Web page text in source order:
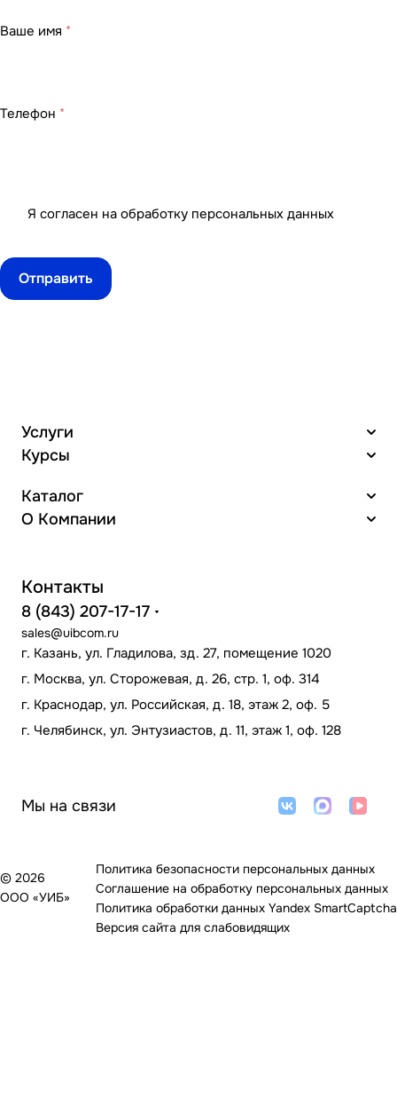
Ваше имя *
Телефон *
Я согласен на обработку персональных данных
Услуги
Курсы
Каталог
О Компании
Контакты
8 (843) 207-17-17
sales@uibcom.ru
г. Казань, ул. Гладилова, зд. 27, помещение 1020
г. Москва, ул. Сторожевая, д. 26, стр. 1, оф. 314
г. Краснодар, ул. Российская, д. 18, этаж 2, оф. 5
г. Челябинск, ул. Энтузиастов, д. 11, этаж 1, оф. 128
Мы на связи
© 2026
ООО «УИБ»
Политика безопасности персональных данных
Соглашение на обработку персональных данных
Политика обработки данных Yandex SmartCaptcha
Версия сайта для слабовидящих